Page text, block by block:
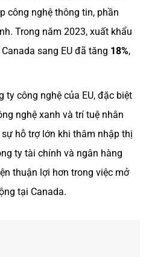
công nghệ thông tin, phần
Trong năm 2023, xuất khẩu
sang EU đã tăng 18%,
ty công nghệ của EU, đặc biệt
nghệ xanh và trí tuệ nhân
hỗ trợ lớn khi thâm nhập thị
ty tài chính và ngân hàng
thuận lợi hơn trong việc mở
tại Canada.